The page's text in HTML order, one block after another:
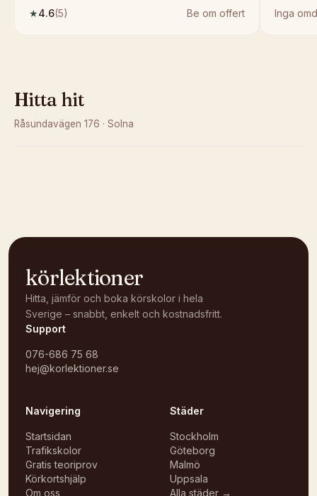
★4.6(5) Be om offert Inga
Hitta hit
Råsundavägen 176 · Solna
körlektioner
Hitta, jämför och boka körskolor i hela
Sverige – snabbt, enkelt och kostnadsfritt.
Support
076-686 75 68
hej@korlektioner.se
Navigering
Startsidan
Trafikskolor
Gratis teoriprov
Körkortshjälp
Om oss
Städer
Stockholm
Göteborg
Malmö
Uppsala
Alla städer →